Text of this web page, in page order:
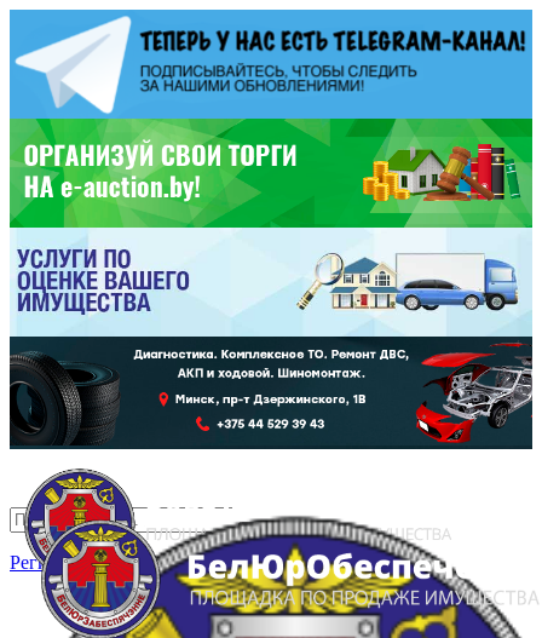
Регистрация Вход